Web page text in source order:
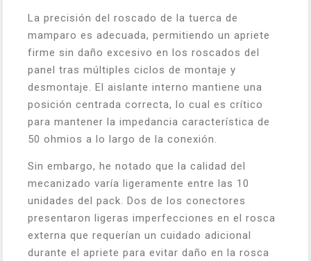
La precisión del roscado de la tuerca de
mamparo es adecuada, permitiendo un apriete
firme sin daño excesivo en los roscados del
panel tras múltiples ciclos de montaje y
desmontaje. El aislante interno mantiene una
posición centrada correcta, lo cual es crítico
para mantener la impedancia característica de
50 ohmios a lo largo de la conexión.
Sin embargo, he notado que la calidad del
mecanizado varía ligeramente entre las 10
unidades del pack. Dos de los conectores
presentaron ligeras imperfecciones en el rosca
externa que requerían un cuidado adicional
durante el apriete para evitar daño en la rosca